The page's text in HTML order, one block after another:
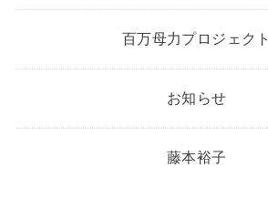
百万母力プロジェクト
お知らせ
藤本裕子